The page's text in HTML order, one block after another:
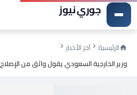
جوري نيوز
الرئيسية
آخر الأخبار
وزير الخارجية السعودي يقول واثق من